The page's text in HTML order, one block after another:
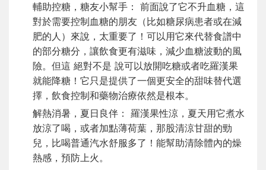
輔助控糖，糖友小幫手： 前面說了它不升血糖，這
對於需要控制血糖的朋友（比如糖尿病患者或在減
肥的人）來說，太重要了！可以用它來代替食譜中
的部分糖分，讓飲食更有滋味，減少血糖波動的風
險。但這 絕對不是 說可以放開吃糖或者吃羅漢果
就能降糖！它只是提供了一個更安全的甜味替代選
擇，飲食控制和藥物治療依然是根本。
解熱消暑，夏日良伴： 羅漢果性涼，夏天用它煮水
放涼了喝，或者加點薄荷葉，那股清涼甘甜的勁
兒，比喝普通汽水舒服多了！能幫助清除體內的燥
熱感，預防上火。